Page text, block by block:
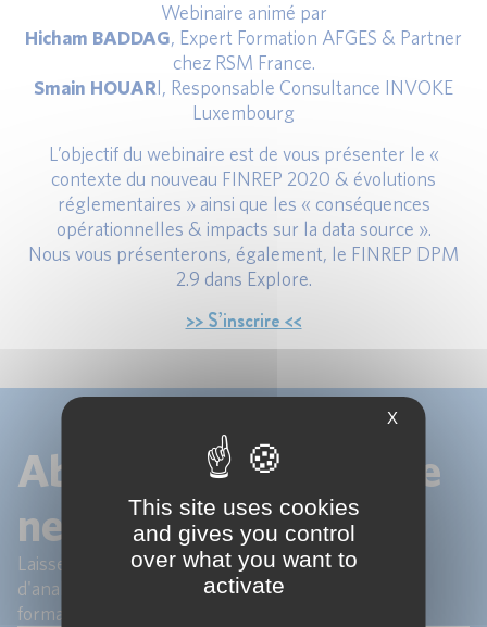
Webinaire animé par
Hicham BADDAG, Expert Formation AFGES & Partner
chez RSM France.
Smain HOUARI, Responsable Consultance INVOKE
Luxembourg
L’objectif du webinaire est de vous présenter le «
contexte du nouveau FINREP 2020 & évolutions
réglementaires » ainsi que les « conséquences
opérationnelles & impacts sur la data source ».
Nous vous présenterons, également, le FINREP DPM
2.9 dans Explore.
>> S’inscrire <<
Abonnez-vous à notre
newsletter !
Laissez-nous votre email pour recevoir les articles
d'analyse de nos experts et les actualités de nos
formations.
X
This site uses cookies
and gives you control
over what you want to
activate